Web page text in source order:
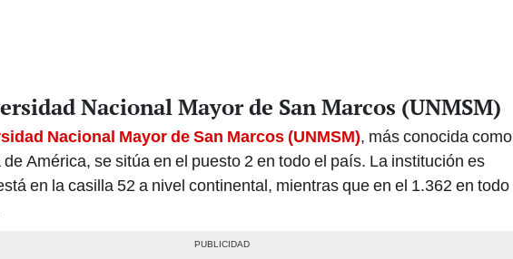
Nacional Mayor de San Marcos (UNMSM)
Nacional Mayor de San Marcos(UNMSM), más conocida como
de América, se sitúa en el puesto 2 en todo el país. La institución es
en la casilla 52 a nivel continental, mientras que en el 1.362 en todo